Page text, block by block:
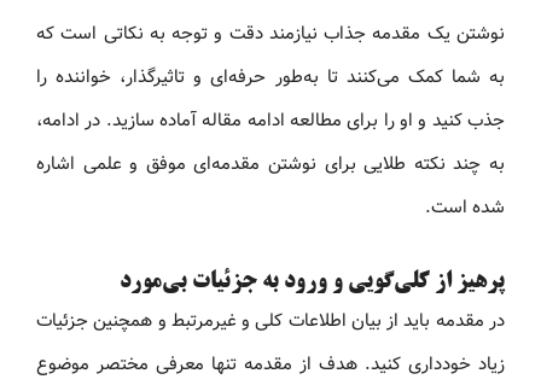
نوشتن یک مقدمه جذاب نیازمند دقت و توجه به نکاتی است که
به شما کمک می‌کنند تا به‌طور حرفه‌ای و تاثیرگذار، خواننده را
جذب کنید و او را برای مطالعه ادامه مقاله آماده سازید. در ادامه،
به چند نکته طلایی برای نوشتن مقدمه‌ای موفق و علمی اشاره
شده است.
پرهیز از کلی‌گویی و ورود به جزئیات بی‌مورد
در مقدمه باید از بیان اطلاعات کلی و غیرمرتبط و همچنین جزئیات
زیاد خودداری کنید. هدف از مقدمه تنها معرفی مختصر موضوع